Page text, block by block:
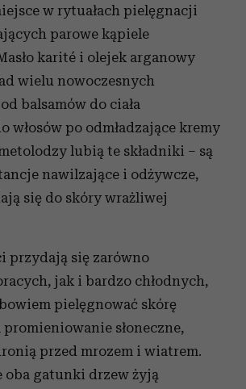
w rytuałach pielęgnacji
parowe kąpiele
karité i olejek arganowy
wielu nowoczesnych
balsamów do ciała
włosów po odmładzające kremy
lubią te składniki – są
nawilzające i odżywcze,
się do skóry wrażliwej
przydają się zarówno
jak i bardzo chłodnych,
pielęgnować skórę
słoneczne,
przed mrozem i wiatrem.
oba gatunki drzew żyją